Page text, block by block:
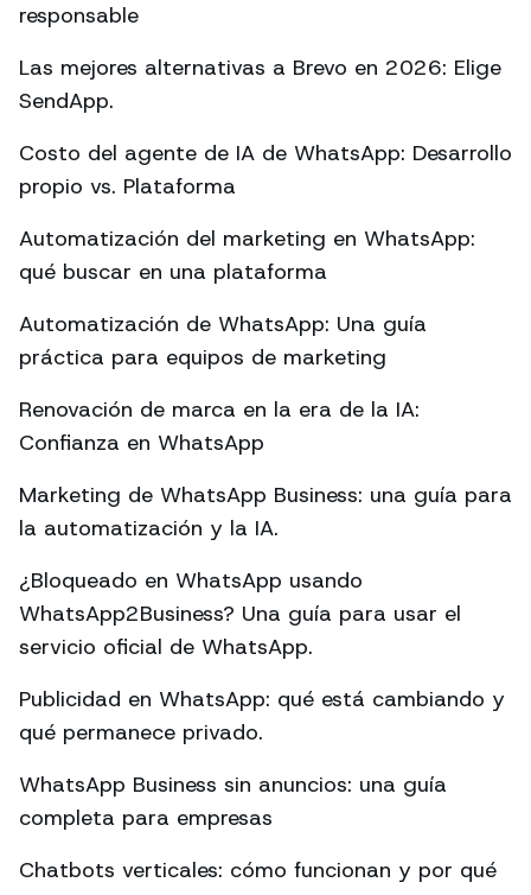
responsable
Las mejores alternativas a Brevo en 2026: Elige
SendApp.
Costo del agente de IA de WhatsApp: Desarrollo
propio vs. Plataforma
Automatización del marketing en WhatsApp:
qué buscar en una plataforma
Automatización de WhatsApp: Una guía
práctica para equipos de marketing
Renovación de marca en la era de la IA:
Confianza en WhatsApp
Marketing de WhatsApp Business: una guía para
la automatización y la IA.
¿Bloqueado en WhatsApp usando
WhatsApp2Business? Una guía para usar el
servicio oficial de WhatsApp.
Publicidad en WhatsApp: qué está cambiando y
qué permanece privado.
WhatsApp Business sin anuncios: una guía
completa para empresas
Chatbots verticales: cómo funcionan y por qué